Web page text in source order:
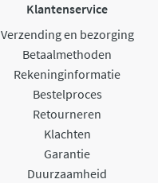
Klantenservice
Verzending en bezorging
Betaalmethoden
Rekeninginformatie
Bestelproces
Retourneren
Klachten
Garantie
Duurzaamheid